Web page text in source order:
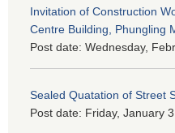
Invitation of Construction
Centre Building, Phungling
Post date: Wednesday,
Sealed Quatation of Street
Post date: Friday, January